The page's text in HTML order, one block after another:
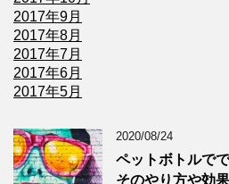
2017年9月
2017年8月
2017年7月
2017年6月
2017年5月
2020/08/24
ペットボトルで
そのやり方や効